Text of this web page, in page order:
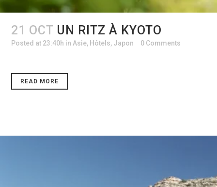
21 OCT UN RITZ À KYOTO
Posted at 23:40h in Asie, Hôtels, Japon 0 Comments
READ MORE